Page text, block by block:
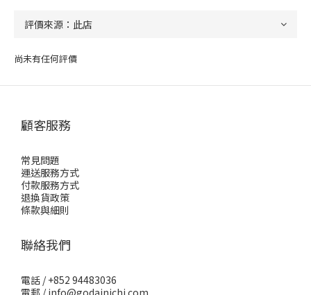
尚未有任何評價
顧客服務
常見問題
運送服務方式
付款服務方式
退換貨政策
條款與細則
聯絡我們
電話 / +852 94483036
電郵 / info@godainichi.com